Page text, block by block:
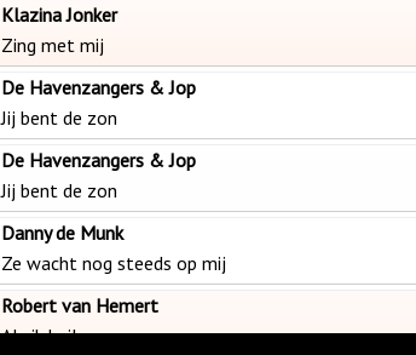
Klazina Jonker
Zing met mij
De Havenzangers & Jop
Jij bent de zon
De Havenzangers & Jop
Jij bent de zon
Danny de Munk
Ze wacht nog steeds op mij
Robert van Hemert
Als ik huil